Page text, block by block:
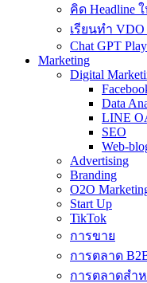
คิด Headline
เรียนทำ
Chat GPT
Marketing
Digital
Data
LINE
SEO
Web-
Advertising
Branding
O2O
Start Up
TikTok
การขาย
การตลาด
การตลาดสำ